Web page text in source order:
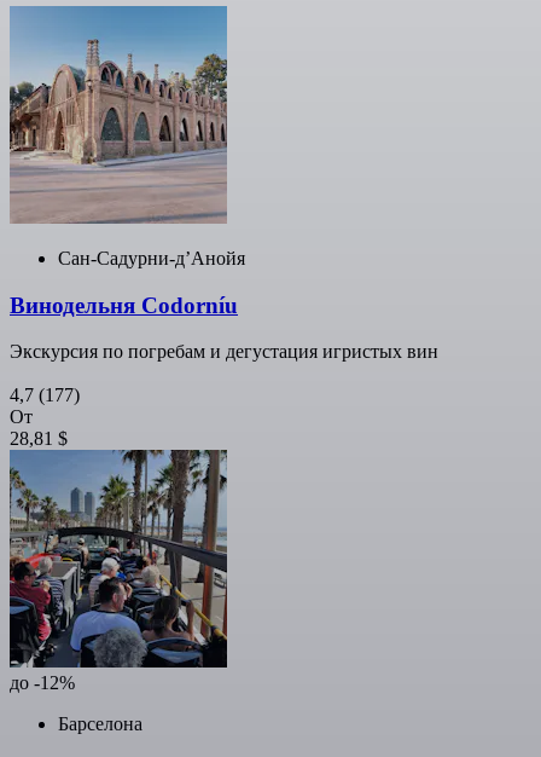
Сан-Садурни-д’Анойя
Винодельня Codorníu
Экскурсия по погребам и дегустация игристых вин
4,7 (177)
От
28,81 $
до -12%
Барселона